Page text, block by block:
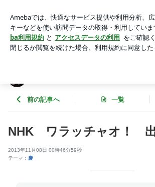
アプリをダウンロードして ブログの更新通知
を
ょう。
前の記事へ 一覧
NHK ワラッチャオ！
2013年11月08日 00時46分59秒
テーマ： 慶